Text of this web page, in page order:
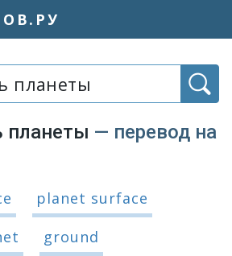
планеты — перевод на
planet surface
ground